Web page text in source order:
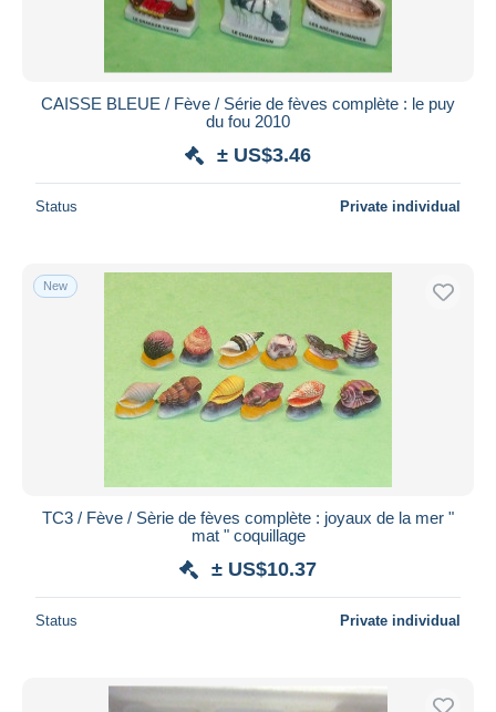
CAISSE BLEUE / Fève / Série de fèves complète : le puy
du fou 2010
± US$3.46
Status Private individual
New
TC3 / Fève / Sèrie de fèves complète : joyaux de la mer "
mat " coquillage
± US$10.37
Status Private individual